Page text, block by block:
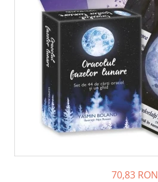
Psihologie
Dezvoltare personală
Astrologie
Seria Montauk
Seria Chico Xavier
Oracole
70,83 RON